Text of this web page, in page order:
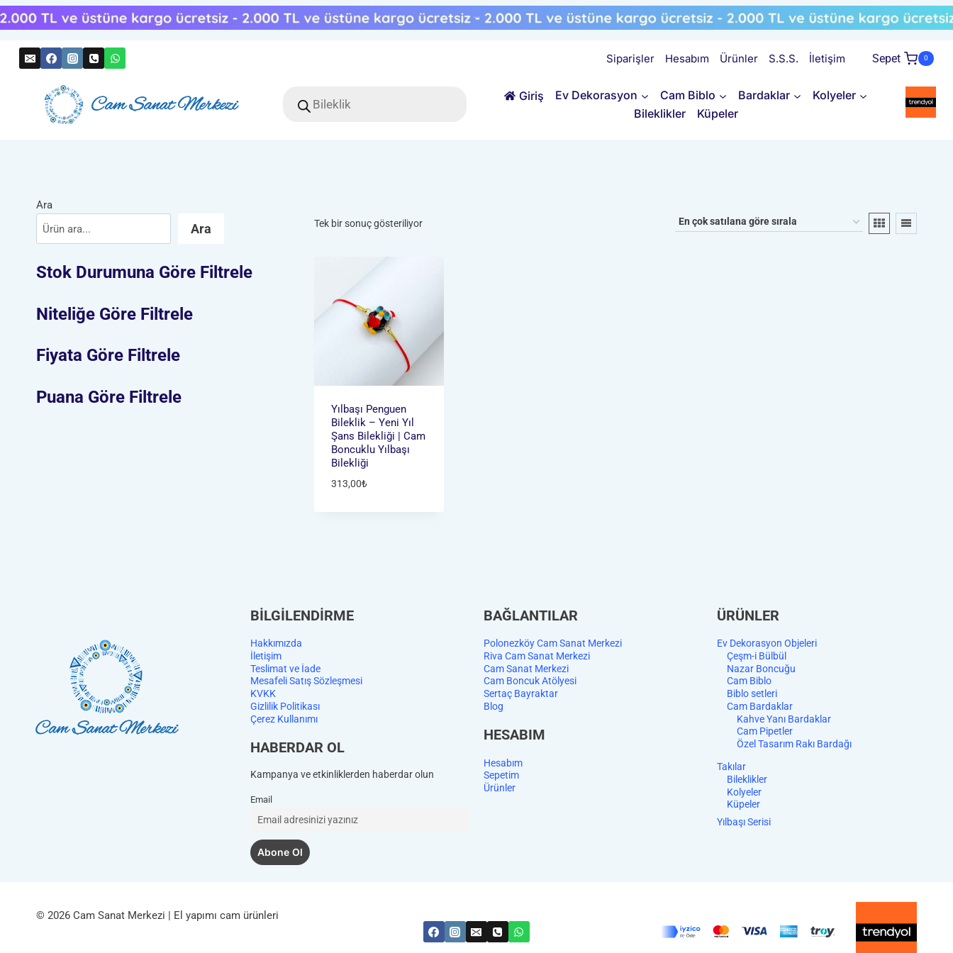
Skip
to
Siparişler Hesabım Ürünler S.S.S. İletişim Sepet 0
search
Giriş Ev Dekorasyon Cam Biblo Bardaklar
Kolyeler
Bileklikler
Küpeler
Tek bir sonuç gösteriliyor
Yılbaşı Penguen
Bileklik – Yeni Yıl
Şans Bilekliği | Cam
Boncuklu Yılbaşı
Bilekliği
313,00₺
Ara
Ara
Stok Durumuna Göre Filtrele
Niteliğe Göre Filtrele
Fiyata Göre Filtrele
Puana Göre Filtrele
BİLGİLENDİRME
Hakkımızda
İletişim
Teslimat ve İade
Mesafeli Satış Sözleşmesi
KVKK
Gizlilik Politikası
Çerez Kullanımı
HABERDAR OL
Kampanya ve etkinliklerden haberdar olun
Email
BAĞLANTILAR
Polonezköy Cam Sanat Merkezi
Riva Cam Sanat Merkezi
Cam Sanat Merkezi
Cam Boncuk Atölyesi
Sertaç Bayraktar
Blog
HESABIM
Hesabım
Sepetim
Ürünler
ÜRÜNLER
Ev Dekorasyon Objeleri
Çeşm-i Bülbül
Nazar Boncuğu
Cam Biblo
Biblo setleri
Cam Bardaklar
Kahve Yanı Bardaklar
Cam Pipetler
Özel Tasarım Rakı Bardağı
Takılar
Bileklikler
Kolyeler
Küpeler
Yılbaşı Serisi
© 2026 Cam Sanat Merkezi | El yapımı cam ürünleri